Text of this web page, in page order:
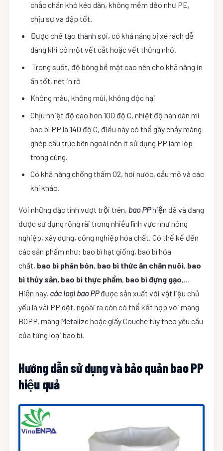
chắc chắn khó kéo dãn, không mềm dẻo như PE,
chịu sự va đập tốt.
Được chế tạo thành sợi, có khả năng bị xé rách dễ
dàng khi có một vết cắt hoặc vết thủng nhỏ.
Trong suốt, độ bóng bề mặt cao nên cho khả năng in
ấn tốt, nét in rõ
Không màu, không mùi, không độc hại
Chịu nhiệt độ cao hơn 100 độ C, nhiệt độ hàn dán mí
bao bì PP là 140 độ C, điều này có thể gây chảy màng
ghép cấu trúc bên ngoài nên ít sử dụng PP làm lớp
trong cùng.
Có khả năng chống thấm O2, hơi nước, dầu mỡ và các
khí khác.
Với những đặc tính vượt trội trên, bao PPhiện đã và đang
được sử dụng rộng rãi trong nhiều lĩnh vực như nông
nghiệp, xây dựng, công nghiệp hóa chất. Có thể kể đến
các sản phẩm như: bao bì hạt giống, bao bì hóa
chất, bao bì phân bón, bao bì thức ăn chăn nuôi, bao
bì thủy sản, bao bì thực phẩm, bao bì đựng gạo,…
Hiện nay, các loại bao PPđược sản xuất với vật liệu chủ
yếu là vải PP dệt, ngoài ra còn có thể kết hợp với màng
BOPP, màng Metalize hoặc giấy Couche tùy theo yêu cầu
của từng loại bao bì.
Hướng dẫn sử dụng và bảo quản bao PP
hiệu quả